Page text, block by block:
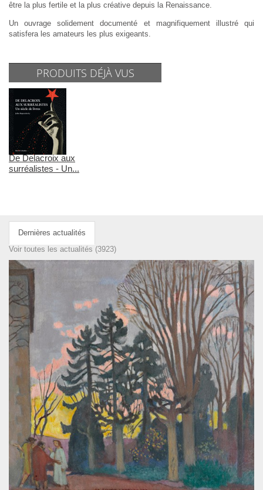
être la plus fertile et la plus créative depuis la Renaissance.
Un ouvrage solidement documenté et magnifiquement illustré qui
satisfera les amateurs les plus exigeants.
PRODUITS DÉJÀ VUS
De Delacroix aux
surréalistes - Un...
Dernières actualités
Voir toutes les actualités (3923)